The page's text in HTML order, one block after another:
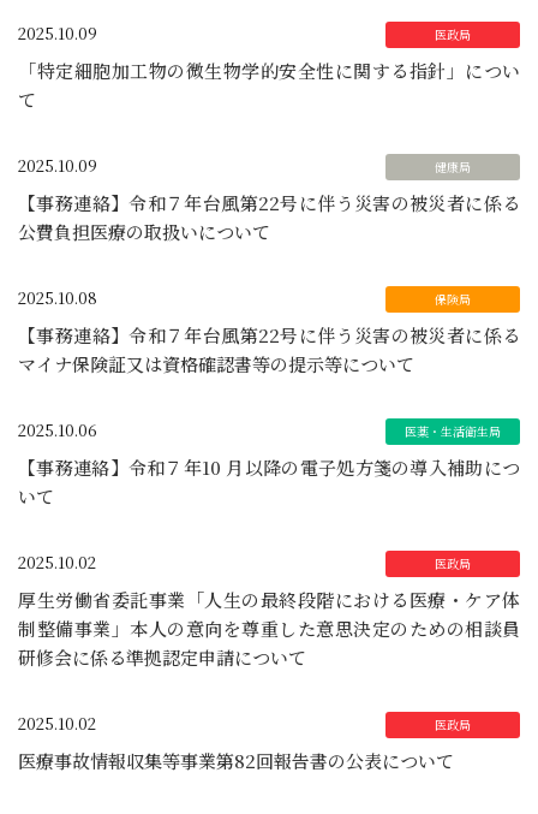
2025.10.09
「特定細胞加工物の微生物学的安全性に関する指針」につい
て
2025.10.09
【事務連絡】令和７年台風第22号に伴う災害の被災者に係る
公費負担医療の取扱いについて
2025.10.08
【事務連絡】令和７年台風第22号に伴う災害の被災者に係る
マイナ保険証又は資格確認書等の提示等について
2025.10.06
【事務連絡】令和７年10 月以降の電子処方箋の導入補助につ
いて
2025.10.02
厚生労働省委託事業「人生の最終段階における医療・ケア体
制整備事業」本人の意向を尊重した意思決定のための相談員
研修会に係る準拠認定申請について
2025.10.02
医療事故情報収集等事業第82回報告書の公表について